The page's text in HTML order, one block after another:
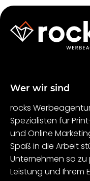
Wer wir sind
rocks
Spezialisten für
und Online
Spaß in die Arbeit
Unternehmen so zu
Leistung und Ihrem